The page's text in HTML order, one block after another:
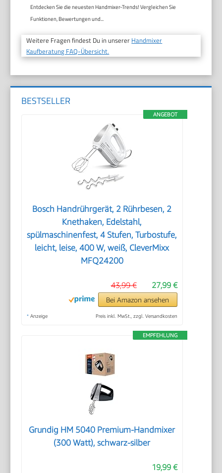
Entdecken Sie die neuesten Handmixer-Trends! Vergleichen Sie
Funktionen, Bewertungen und...
Weitere Fragen findest Du in unserer Handmixer
Kaufberatung FAQ-Übersicht.
BESTSELLER
ANGEBOT
Bosch Handrührgerät, 2 Rührbesen, 2
Knethaken, Edelstahl,
spülmaschinenfest, 4 Stufen, Turbostufe,
leicht, leise, 400 W, weiß, CleverMixx
MFQ24200
27,99 €
43,99 €
Bei Amazon ansehen
* Anzeige Preis inkl. MwSt., zzgl. Versandkosten
EMPFEHLUNG
Grundig HM 5040 Premium-Handmixer
(300 Watt), schwarz-silber
19,99 €